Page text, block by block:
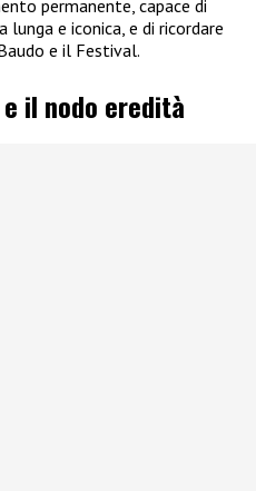
permanente, capace di
lunga e iconica, e di ricordare
e il Festival.
il nodo eredità